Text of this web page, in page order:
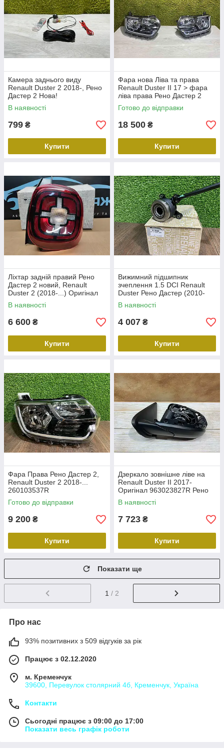
Камера заднього виду
Renault Duster 2 2018-, Рено
Дастер 2 Нова!
В наявності
799 ₴
Купити
Фара нова Ліва та права
Renault Duster II 17 > фара
ліва права Рено Дастер 2
Polcar 260103537R
260608473R
Готово до відправки
18 500 ₴
Купити
Ліхтар задній правий Рено
Дастер 2 новий, Renault
Duster 2 (2018-...) Оригінал
265503601R
В наявності
6 600 ₴
Купити
Вижимний підшипник
зчеплення 1.5 DCI Renault
Duster Рено Дастер (2010-
2017) Оригінал 306205974R,
305703721R
В наявності
4 007 ₴
Купити
Фара Права Рено Дастер 2,
Renault Duster 2 2018-...
260103537R
Готово до відправки
9 200 ₴
Купити
Дзеркало зовнішне ліве на
Renault Duster II 2017-
Оригінал 963023827R Рено
Дастер 2
В наявності
7 723 ₴
Купити
Показати ще
1 / 2
Про нас
93% позитивних з 509 відгуків за рік
Працює з 02.12.2020
м. Кременчук
39600, Перевулок столярний 4б, Кременчук, Україна
Контакти
Сьогодні працює з 09:00 до 17:00
Показати весь графік роботи